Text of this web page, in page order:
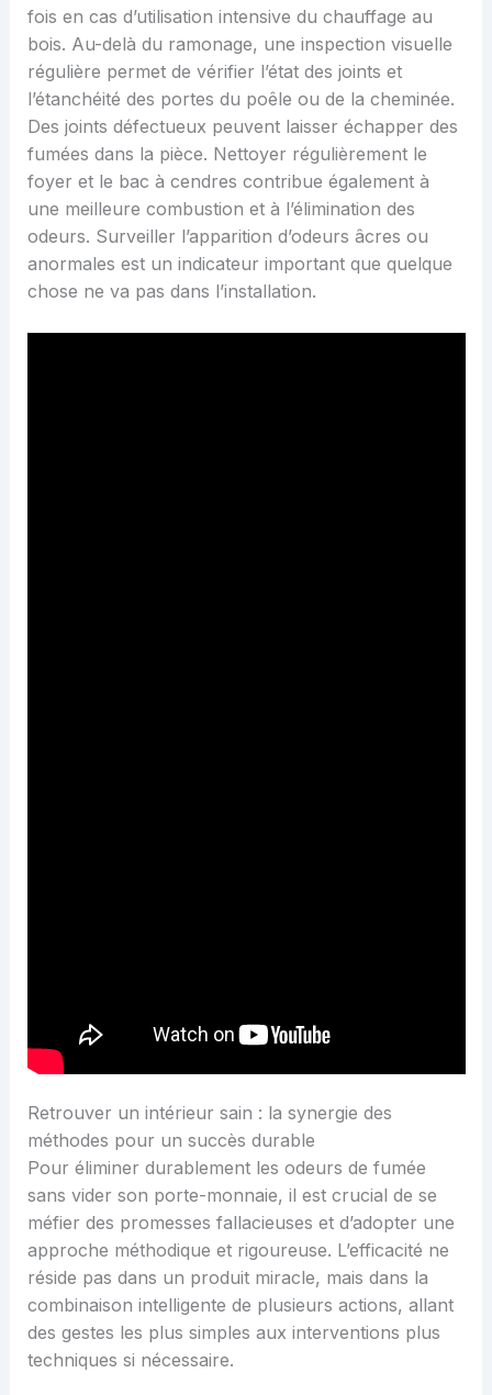
fois en cas d’utilisation intensive du chauffage au
bois. Au-delà du ramonage, une inspection visuelle
régulière permet de vérifier l’état des joints et
l’étanchéité des portes du poêle ou de la cheminée.
Des joints défectueux peuvent laisser échapper des
fumées dans la pièce. Nettoyer régulièrement le
foyer et le bac à cendres contribue également à
une meilleure combustion et à l’élimination des
odeurs. Surveiller l’apparition d’odeurs âcres ou
anormales est un indicateur important que quelque
chose ne va pas dans l’installation.
Retrouver un intérieur sain : la synergie des
méthodes pour un succès durable
Pour éliminer durablement les odeurs de fumée
sans vider son porte-monnaie, il est crucial de se
méfier des promesses fallacieuses et d’adopter une
approche méthodique et rigoureuse. L’efficacité ne
réside pas dans un produit miracle, mais dans la
combinaison intelligente de plusieurs actions, allant
des gestes les plus simples aux interventions plus
techniques si nécessaire.